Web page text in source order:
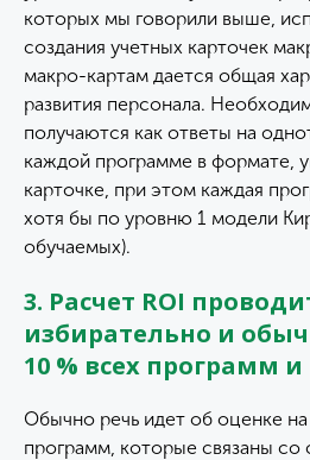
которых мы говорили выше,
создания учетных карточек
макро-картам дается общая
развития персонала.
получаются как ответы на
каждой программе в формате,
карточке, при этом каждая
хотя бы по уровню 1 модели
обучаемых).
3. Расчет ROI
избирательно и
10 % всех программ
Обычно речь идет об оценке
программ, которые связаны со